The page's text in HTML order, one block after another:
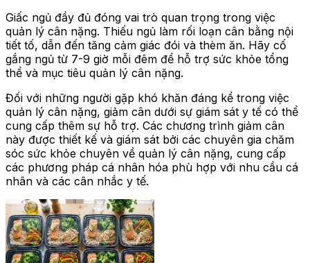
Giấc ngủ đầy đủ đóng vai trò quan trọng trong việc
quản lý cân nặng. Thiếu ngủ làm rối loạn cân bằng nội
tiết tố, dẫn đến tăng cảm giác đói và thèm ăn. Hãy cố
gắng ngủ từ 7-9 giờ mỗi đêm để hỗ trợ sức khỏe tổng
thể và mục tiêu quản lý cân nặng.
Đối với những người gặp khó khăn đáng kể trong việc
quản lý cân nặng, giảm cân dưới sự giám sát y tế có thể
cung cấp thêm sự hỗ trợ. Các chương trình giảm cân
này được thiết kế và giám sát bởi các chuyên gia chăm
sóc sức khỏe chuyên về quản lý cân nặng, cung cấp
các phương pháp cá nhân hóa phù hợp với nhu cầu cá
nhân và các cân nhắc y tế.